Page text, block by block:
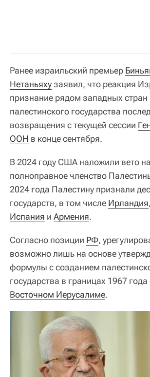
Ранее израильский премьер
Нетаньяхузаявил, что реакция
признание рядом западных стран
палестинского государства
возвращения с текущей сессии
ООН в конце сентября.
В 2024 году США наложили вето на
полноправное членство
2024 года Палестину признали
государств, в том числе Ирландия,
Испания и Армения.
Согласно позиции РФ,
возможно лишь на основе
формулы с созданием
государства в границах 1967
Восточном Иерусалиме.